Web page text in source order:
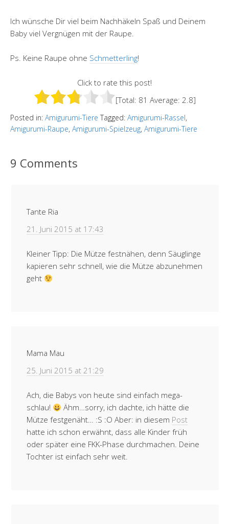
Ich wünsche Dir viel beim Nachhäkeln Spaß und Deinem
Baby viel Vergnügen mit der Raupe.
Ps. Keine Raupe ohne Schmetterling!
Click to rate this post!
[Total: 81 Average: 2.8]
Posted in: Amigurumi-Tiere Tagged: Amigurumi-Rassel,
Amigurumi-Raupe, Amigurumi-Spielzeug, Amigurumi-Tiere
9 Comments
Tante Ria
21. Juni 2015 at 17:43
Kleiner Tipp: Die Mütze festnähen, denn Säuglinge
kapieren sehr schnell, wie die Mütze abzunehmen
geht
Mama Mau
25. Juni 2015 at 21:29
Ach, die Babys von heute sind einfach mega-
schlau!
Ähm…sorry, ich dachte, ich hätte die
Mütze festgenäht… :S :O Aber: in diesem Post
hatte ich schon erwähnt, dass alle Kinder früh
oder später eine FKK-Phase durchmachen. Deine
Tochter ist einfach sehr weit.